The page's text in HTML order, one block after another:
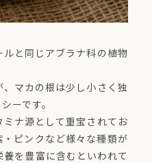
と同じアブラナ科の植物
マカの根は少し小さく独
ーです。
ナ源として重宝されてお
ピンクなど様々な種類が
を豊富に含むといわれて